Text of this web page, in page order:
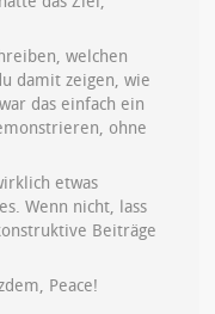
welchen
damit zeigen, wie
das einfach ein
ohne
etwas
Wenn nicht, lass
Beiträge
Peace!